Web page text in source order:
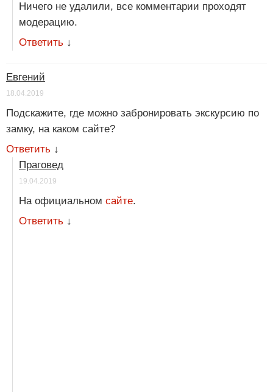
Ничего не удалили, все комментарии проходят
модерацию.
Ответить ↓
Евгений
18.04.2019
Подскажите, где можно забронировать экскурсию по
замку, на каком сайте?
Ответить ↓
Праговед
19.04.2019
На официальном сайте.
Ответить ↓